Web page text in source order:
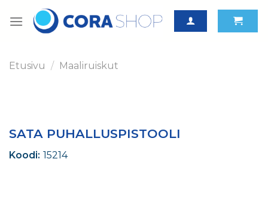
Etusivu / Maaliruiskut
SATA PUHALLUSPISTOOLI
Koodi: 15214